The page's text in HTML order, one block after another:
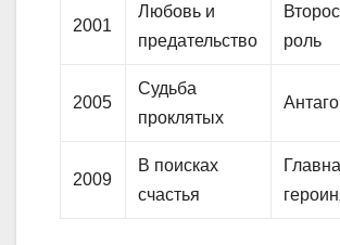
2001
Любовь и
предательство
роль
2005
Судьба
проклятых
2009
В поисках
счастья